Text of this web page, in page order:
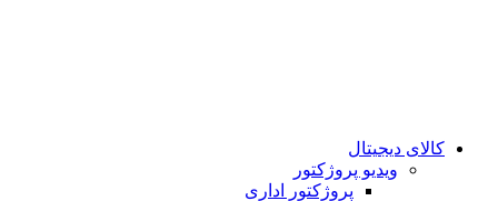
کالای دیجیتال
ويدیو پروژكتور
پروژکتور اداری